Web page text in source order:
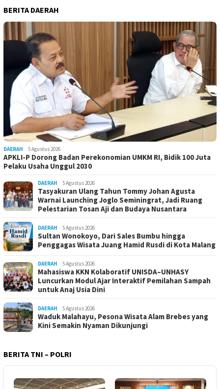
BERITA DAERAH
DAERAH 5 Agustus 2026
APKLI-P Dorong Badan Perekonomian UMKM RI, Bidik 100 Juta
Pelaku Usaha Unggul 2030
DAERAH 5 Agustus 2026
Tasyakuran Ulang Tahun Tommy Johan Agusta
Warnai Launching Joglo Seminingrat, Jadi Ruang
Pelestarian Tosan Aji dan Budaya Nusantara
DAERAH 5 Agustus 2026
Sultan Wonokoyo, Dari Sales Bumbu hingga
Penggagas Wisata Juang Hamid Rusdi di Kota Malang
DAERAH 5 Agustus 2026
Mahasiswa KKN Kolaboratif UNISDA–UNHASY
Luncurkan Modul Ajar Interaktif Pemilahan Sampah
untuk Anaj Usia Dini
DAERAH 5 Agustus 2026
Waduk Malahayu, Pesona Wisata Alam Brebes yang
Kini Semakin Nyaman Dikunjungi
BERITA TNI – POLRI